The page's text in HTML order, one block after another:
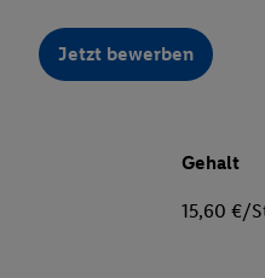
Jetzt bewerben
Gehalt
15,60 €/